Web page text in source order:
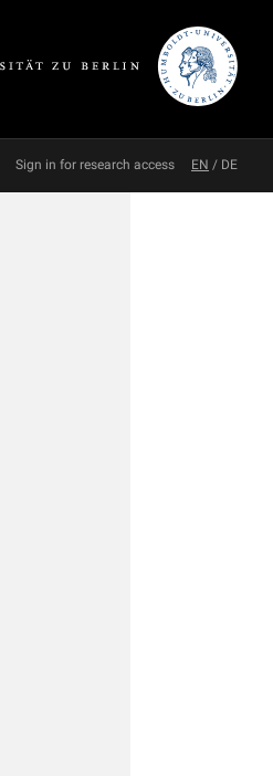
Sign in for research access EN / DE